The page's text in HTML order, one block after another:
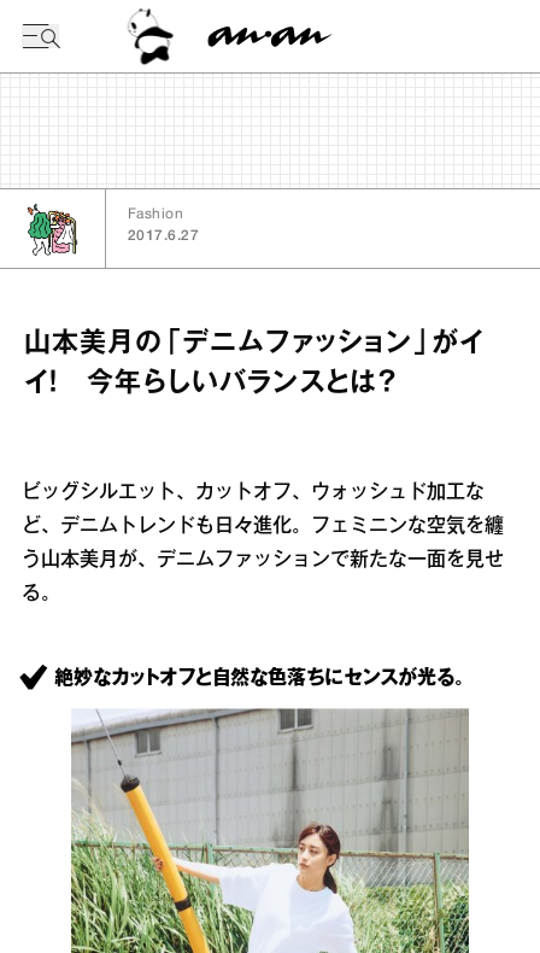
Fashion
2017.6.27
山本美月の「デニムファッション」がイ
イ！ 今年らしいバランスとは？
ビッグシルエット、カットオフ、ウォッシュド加工な
ど、デニムトレンドも日々進化。フェミニンな空気を纏
う山本美月が、デニムファッションで新たな一面を見せ
る。
絶妙なカットオフと自然な色落ちにセンスが光る。